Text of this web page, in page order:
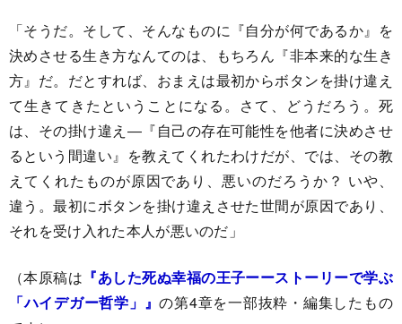
「そうだ。そして、そんなものに『自分が何であるか』を
決めさせる生き方なんてのは、もちろん『非本来的な生き
方』だ。だとすれば、おまえは最初からボタンを掛け違え
て生きてきたということになる。さて、どうだろう。死
は、その掛け違え―『自己の存在可能性を他者に決めさせ
るという間違い』を教えてくれたわけだが、では、その教
えてくれたものが原因であり、悪いのだろうか？ いや、
違う。最初にボタンを掛け違えさせた世間が原因であり、
それを受け入れた本人が悪いのだ」
（本原稿は 『あした死ぬ幸福の王子ーーストーリーで学ぶ
「ハイデガー哲学」』の第4章を一部抜粋・編集したもの